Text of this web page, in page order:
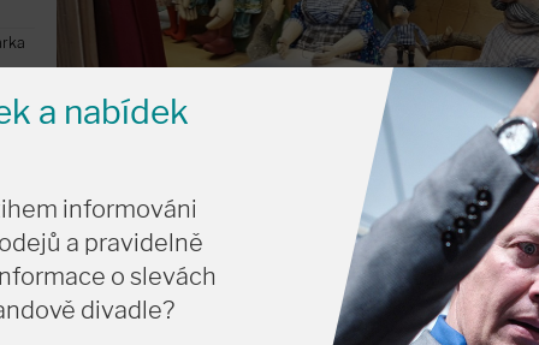
a nabídek
informováni
a pravidelně
o slevách
divadle?